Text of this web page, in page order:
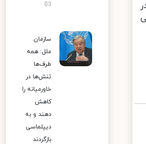
03
سازمان
ملل: همه
طرف‌ها
تنش‌ها در
خاورمیانه را
کاهش
دهند و به
دیپلماسی
بازگردند